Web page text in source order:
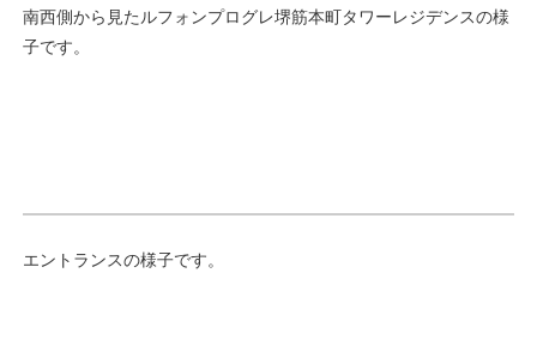
南西側から見たルフォンプログレ堺筋本町タワーレジデンスの様
子です。
エントランスの様子です。